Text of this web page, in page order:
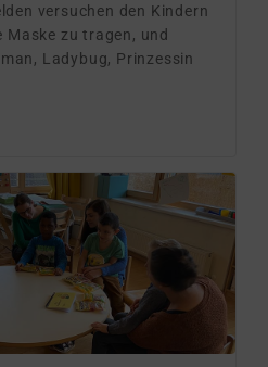
versuchen den Kindern
Maske zu tragen, und
Ladybug, Prinzessin